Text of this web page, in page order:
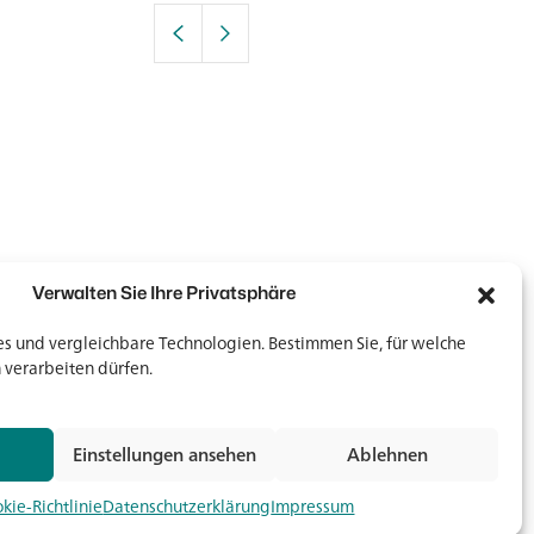
Verwalten Sie Ihre Privatsphäre
und vergleichbare Technologien. Bestimmen Sie, für welche
dürfen.
Ablehnen
Einstellungen ansehen
RichtlinieDatenschutzerklärungImpressumMedien & Downloads